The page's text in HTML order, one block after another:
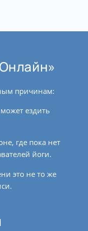
причинам:
ездить
где пока нет
йоги.
это не то же